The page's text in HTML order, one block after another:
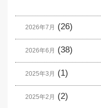
2026年7月 (26)
2026年6月 (38)
2025年3月 (1)
2025年2月 (2)